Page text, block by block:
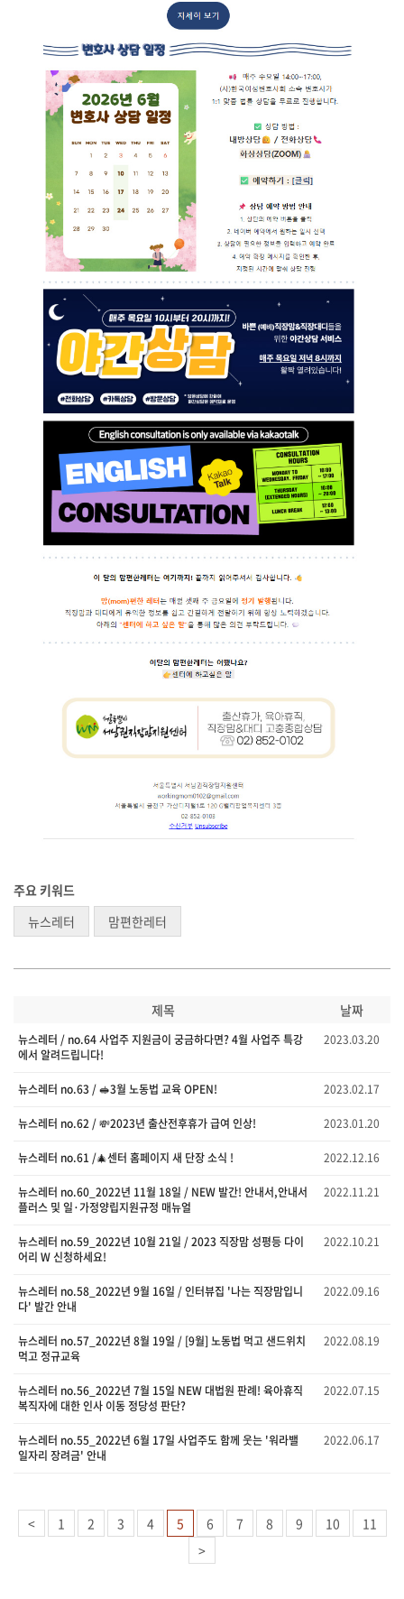
주요 키워드
뉴스레터
맘편한레터
제목 날짜
뉴스레터 / no.64 사업주 지원금이 궁금하다면? 4월 사업주 특강
에서 알려드립니다!
2023.03.20
뉴스레터 no.63 / 🥪3월 노동법 교육 OPEN! 2023.02.17
뉴스레터 no.62 / 💸2023년 출산전후휴가 급여 인상! 2023.01.20
뉴스레터 no.61 /🎄센터 홈페이지 새 단장 소식 ! 2022.12.16
뉴스레터 no.60_2022년 11월 18일 / NEW 발간! 안내서,안내서
플러스 및 일·가정양립지원규정 매뉴얼
2022.11.21
뉴스레터 no.59_2022년 10월 21일 / 2023 직장맘 성평등 다이
어리 W 신청하세요!
2022.10.21
뉴스레터 no.58_2022년 9월 16일 / 인터뷰집 '나는 직장맘입니
다' 발간 안내
2022.09.16
뉴스레터 no.57_2022년 8월 19일 / [9월] 노동법 먹고 샌드위치
먹고 정규교육
2022.08.19
뉴스레터 no.56_2022년 7월 15일 NEW 대법원 판례! 육아휴직
복직자에 대한 인사 이동 정당성 판단?
2022.07.15
뉴스레터 no.55_2022년 6월 17일 사업주도 함께 웃는 '워라밸
일자리 장려금' 안내
2022.06.17
< 1 2 3 4 5 6 7 8 9 10
11
>